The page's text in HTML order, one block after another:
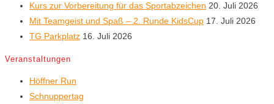
Kurs zur Vorbereitung für das Sportabzeichen 20. Juli 2026
Mit Teamgeist und Spaß – 2. Runde KidsCup 17. Juli 2026
TG Parkplatz 16. Juli 2026
Veranstaltungen
Höffner Run
Schnuppertag